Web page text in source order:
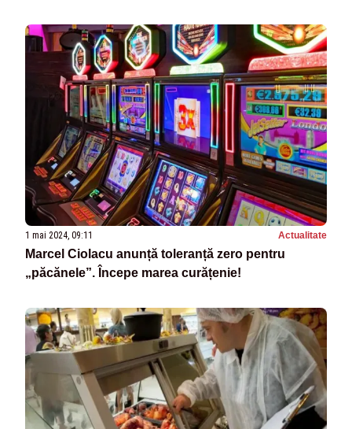
1 mai 2024, 09:11 Actualitate
Marcel Ciolacu anunță toleranță zero pentru
„păcănele”. Începe marea curățenie!